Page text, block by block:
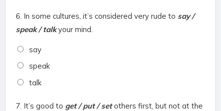
6. In some cultures, it’s considered very rude to say /
speak / talkyour mind.
say
speak
talk
7. It’s good to get / put / setothers first, but not at the